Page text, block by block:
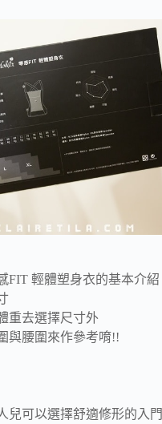
FIT 輕體塑身衣的基本介紹
重去選擇尺寸外
與腰圍來作參考唷!!
兒可以選擇舒適修形的入門